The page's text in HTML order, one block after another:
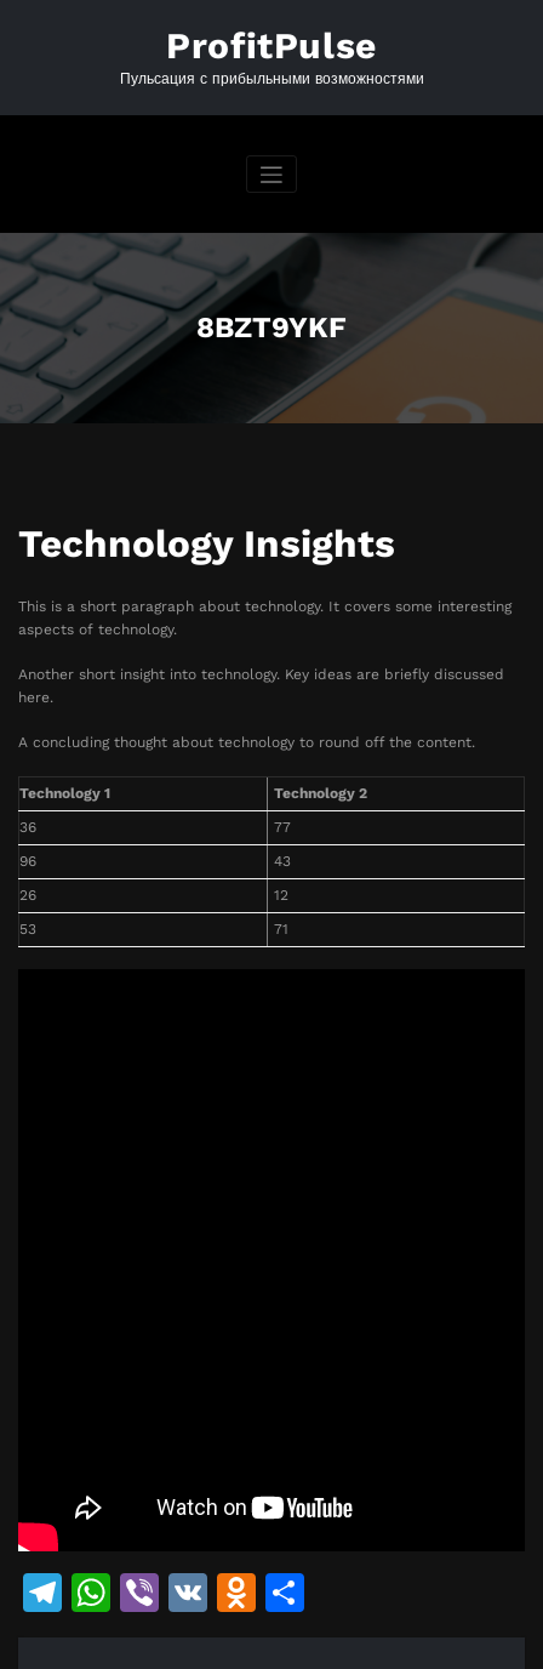
ProfitPulse
Пульсация с прибыльными возможностями
8BZT9YKF
Technology Insights
This is a short paragraph about technology. It covers some interesting
aspects of technology.
Another short insight into technology. Key ideas are briefly discussed
here.
A concluding thought about technology to round off the content.
Technology 1
Technology 2
36
77
96
43
26
12
53
71
Telegram
WhatsApp
Viber
VK Odnoklassniki